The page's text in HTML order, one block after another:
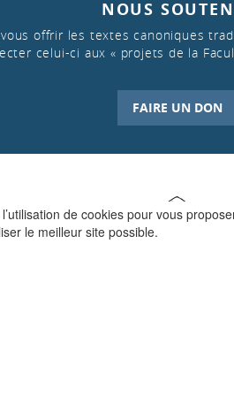
de cookies pour vous
le meilleur site possible.
NOUS
offrir les textes canoniques
celui-ci aux « projets de la
FAIRE UN DON